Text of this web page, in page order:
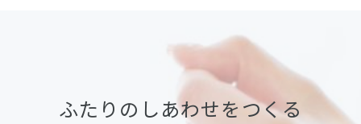
ふたりのしあわせをつくる